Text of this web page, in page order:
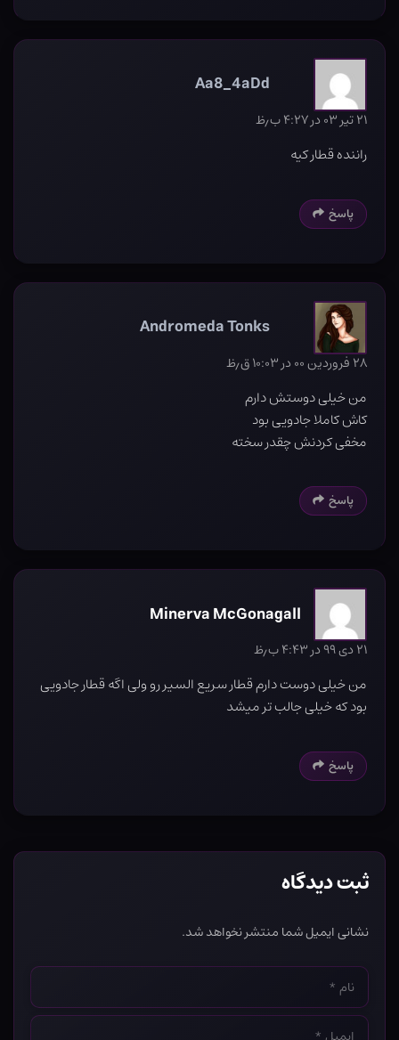
Aa8_4aDd
۲۱ تیر ۰۳ در ۴:۲۷ ب٫ظ
راننده قطار کیه
پاسخ
Andromeda Tonks
۲۸ فروردین ۰۰ در ۱۰:۰۳ ق٫ظ
من خیلی دوستش دارم
کاش کاملا جادویی بود
مخفی کردنش چقدر سخته
پاسخ
Minerva McGonagall
۲۱ دی ۹۹ در ۴:۴۳ ب٫ظ
من خیلی دوست دارم قطار سریع السیر رو ولی اگه قطار جادویی
بود که خیلی جالب تر میشد
پاسخ
ثبت دیدگاه
نشانی ایمیل شما منتشر نخواهد شد.
نام
*
ایمیل